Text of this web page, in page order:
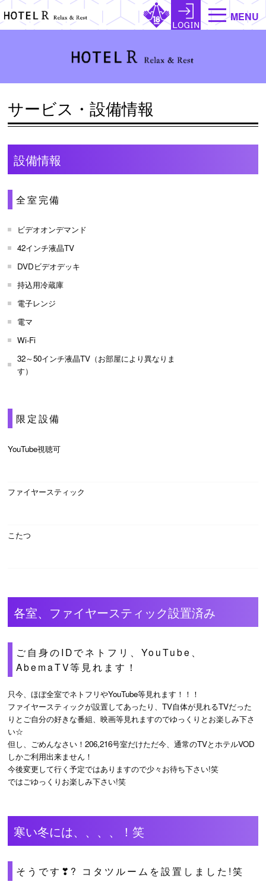
MENU
サービス・設備情報
設備情報
全室完備
ビデオオンデマンド
42インチ液晶TV
DVDビデオデッキ
持込用冷蔵庫
電子レンジ
電マ
Wi-Fi
32～50インチ液晶TV（お部屋により異なりま
す）
限定設備
YouTube視聴可
ファイヤースティック
こたつ
各室、ファイヤースティック設置済み
ご自身のIDでネトフリ、YouTube、
AbemaTV等見れます！
只今、ほぼ全室でネトフリやYouTube等見れます！！！
ファイヤースティックが設置してあったり、TV自体が見れるTVだった
りとご自分の好きな番組、映画等見れますのでゆっくりとお楽しみ下さ
い☆
但し、ごめんなさい！206,216号室だけただ今、通常のTVとホテルVOD
しかご利用出来ません！
今後変更して行く予定ではありますので少々お待ち下さい!笑
ではごゆっくりお楽しみ下さい!笑
寒い冬には、、、、！笑
そうです❣? コタツルームを設置しました!笑